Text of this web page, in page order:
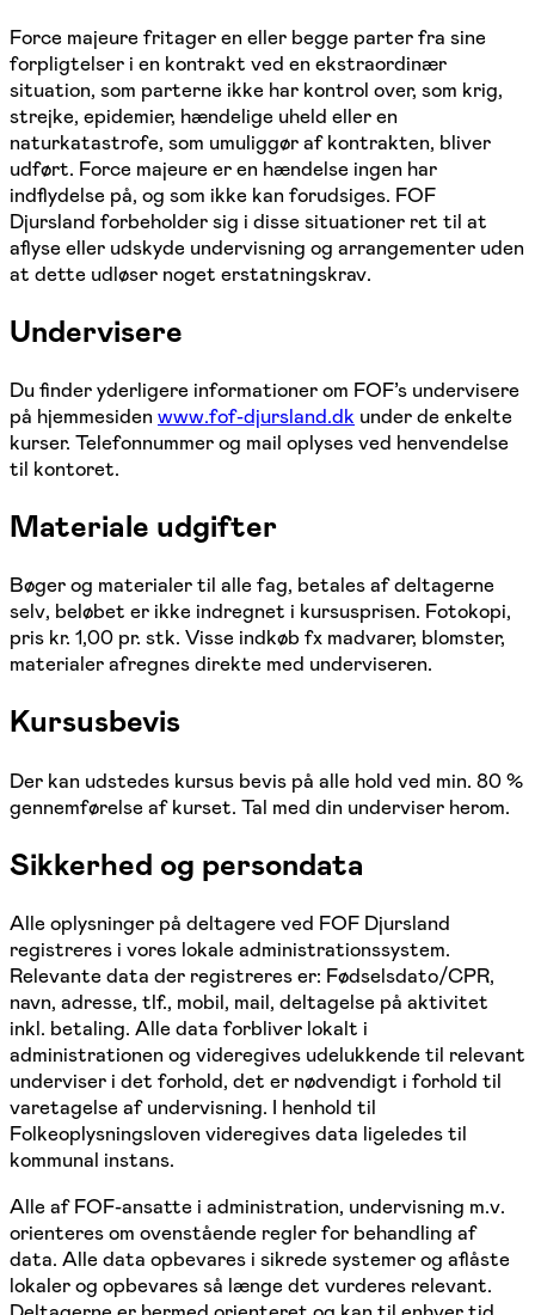
Force majeure fritager en eller begge parter fra sine
forpligtelser i en kontrakt ved en ekstraordinær
situation, som parterne ikke har kontrol over, som krig,
strejke, epidemier, hændelige uheld eller en
naturkatastrofe, som umuliggør af kontrakten, bliver
udført. Force majeure er en hændelse ingen har
indflydelse på, og som ikke kan forudsiges. FOF
Djursland forbeholder sig i disse situationer ret til at
aflyse eller udskyde undervisning og arrangementer uden
at dette udløser noget erstatningskrav.
Undervisere
Du finder yderligere informationer om FOF’s undervisere
på hjemmesiden www.fof-djursland.dk under de enkelte
kurser. Telefonnummer og mail oplyses ved henvendelse
til kontoret.
Materiale udgifter
Bøger og materialer til alle fag, betales af deltagerne
selv, beløbet er ikke indregnet i kursusprisen. Fotokopi,
pris kr. 1,00 pr. stk. Visse indkøb fx madvarer, blomster,
materialer afregnes direkte med underviseren.
Kursusbevis
Der kan udstedes kursus bevis på alle hold ved min. 80 %
gennemførelse af kurset. Tal med din underviser herom.
Sikkerhed og persondata
Alle oplysninger på deltagere ved FOF Djursland
registreres i vores lokale administrationssystem.
Relevante data der registreres er: Fødselsdato/CPR,
navn, adresse, tlf., mobil, mail, deltagelse på aktivitet
inkl. betaling. Alle data forbliver lokalt i
administrationen og videregives udelukkende til relevant
underviser i det forhold, det er nødvendigt i forhold til
varetagelse af undervisning. I henhold til
Folkeoplysningsloven videregives data ligeledes til
kommunal instans.
Alle af FOF-ansatte i administration, undervisning m.v.
orienteres om ovenstående regler for behandling af
data. Alle data opbevares i sikrede systemer og aflåste
lokaler og opbevares så længe det vurderes relevant.